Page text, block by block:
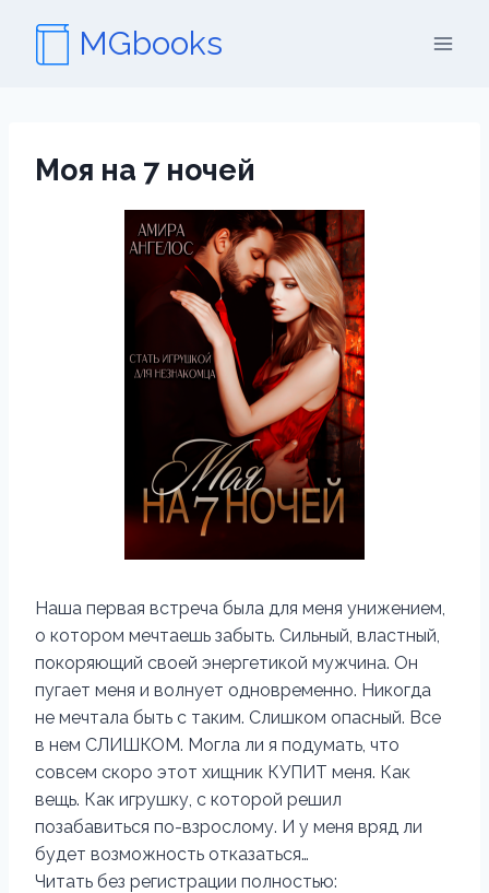
содержимому
MGbooks
Моя на 7 ночей
Наша первая встреча была для меня унижением,
о котором мечтаешь забыть. Сильный, властный,
покоряющий своей энергетикой мужчина. Он
пугает меня и волнует одновременно. Никогда
не мечтала быть с таким. Слишком опасный. Все
в нем СЛИШКОМ. Могла ли я подумать, что
совсем скоро этот хищник КУПИТ меня. Как
вещь. Как игрушку, с которой решил
позабавиться по-взрослому. И у меня вряд ли
будет возможность отказаться…
Читать без регистрации полностью: